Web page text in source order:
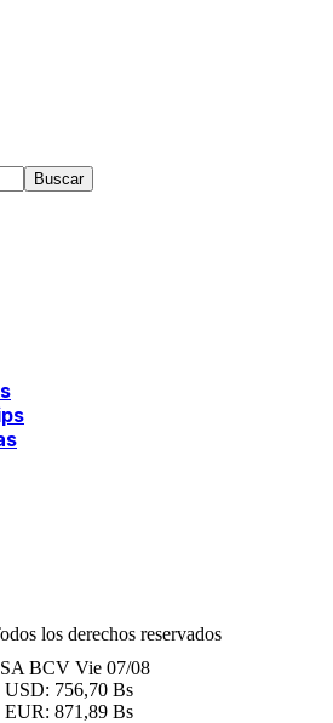
los derechos reservados
BCV Vie 07/08
USD: 756,70 Bs
EUR: 871,89 Bs